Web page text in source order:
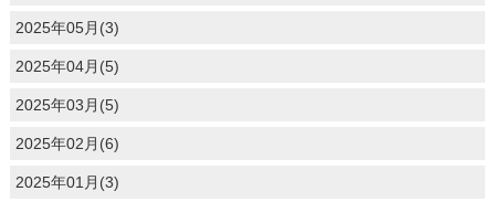
2025年05月(3)
2025年04月(5)
2025年03月(5)
2025年02月(6)
2025年01月(3)